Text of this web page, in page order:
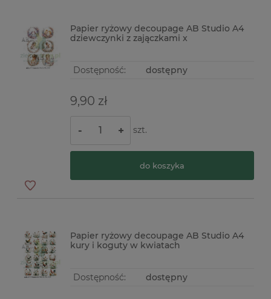
Papier ryżowy decoupage AB Studio A4
dziewczynki z zajączkami x
Dostępność: dostępny
9,90 zł
- + szt.
do koszyka
Papier ryżowy decoupage AB Studio A4
kury i koguty w kwiatach
Dostępność: dostępny